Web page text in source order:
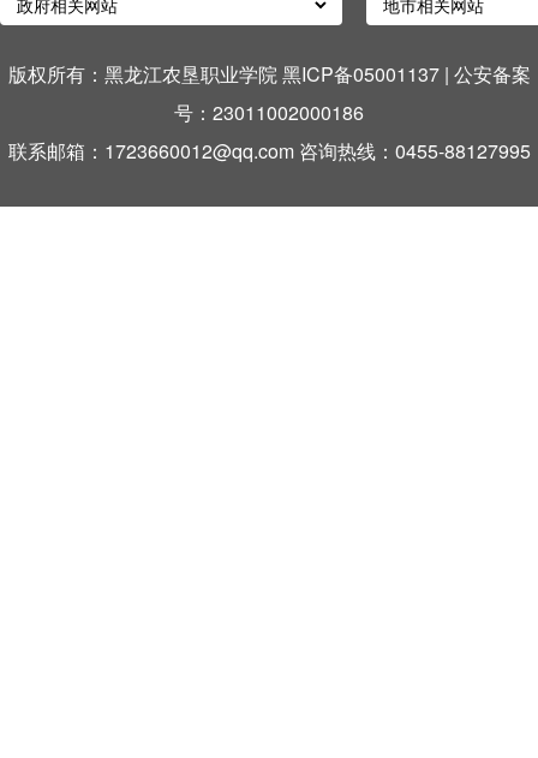
版权所有：黑龙江农垦职业学院 黑ICP备05001137| 公安备案
号：23011002000186
联系邮箱：1723660012@qq.com 咨询热线：0455-88127995